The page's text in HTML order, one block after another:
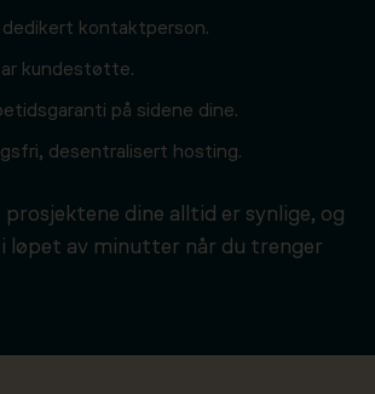
dedikert kontaktperson.
kundestøtte.
på sidene dine.
desentralisert hosting.
dine alltid er synlige, og
løpet av minutter når du trenger